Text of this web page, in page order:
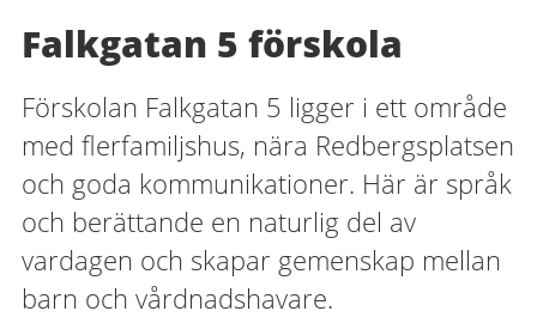
Falkgatan 5 förskola
Förskolan Falkgatan 5 ligger i ett område
med flerfamiljshus, nära Redbergsplatsen
och goda kommunikationer. Här är språk
och berättande en naturlig del av
vardagen och skapar gemenskap mellan
barn och vårdnadshavare.